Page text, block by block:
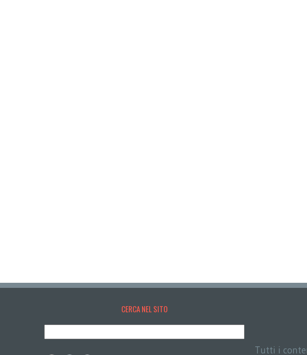
CERCA NEL SITO
Tutti i